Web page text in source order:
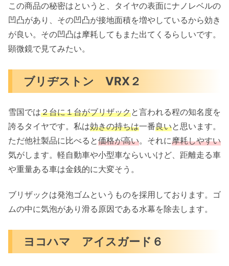
この商品の秘密はというと、タイヤの表面にナノレベルの
凹凸があり、その凹凸が接地面積を増やしているから効き
が良い。その凹凸は摩耗してもまた出てくるらしいです。
顕微鏡で見てみたい。
ブリヂストン VRX２
雪国では２台に１台がブリザックと言われる程の知名度を
誇るタイヤです。私は効きの持ちは一番良いと思います。
ただ他社製品に比べると価格が高い。それに摩耗しやすい
気がします。軽自動車や小型車ならいいけど、距離走る車
や重量ある車は金銭的に大変そう。
ブリザックは発泡ゴムというものを採用しております。ゴ
ムの中に気泡があり滑る原因である水幕を除去します。
ヨコハマ アイスガード６